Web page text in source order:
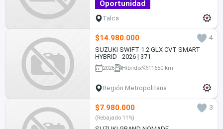
Oportunidad
Talca
$14.980.000
4
SUZUKI SWIFT 1.2 GLX CVT SMART
HYBRID - 2026 | 371
2026 Híbrido 11650 km
Región Metropolitana
$7.980.000 3
(Rebajado 11%)